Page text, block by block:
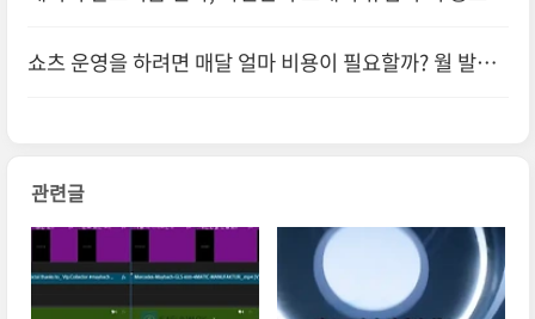
쇼츠 운영을 하려면 매달 얼마 비용이 필요할까? 월 발생
관련글